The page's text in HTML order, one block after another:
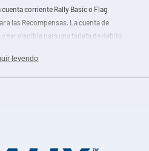
corriente Rally Basic o Flag
a las Recompensas. La cuenta de
ser elegible para una tarjeta de débito
no califican para el Rewards
leyendo